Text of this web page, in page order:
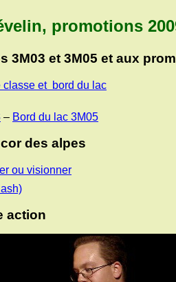
promotions
3M03 et 3M05 et aux
classe et bord du lac
– Bord du lac 3M05
des alpes
ou visionner
action